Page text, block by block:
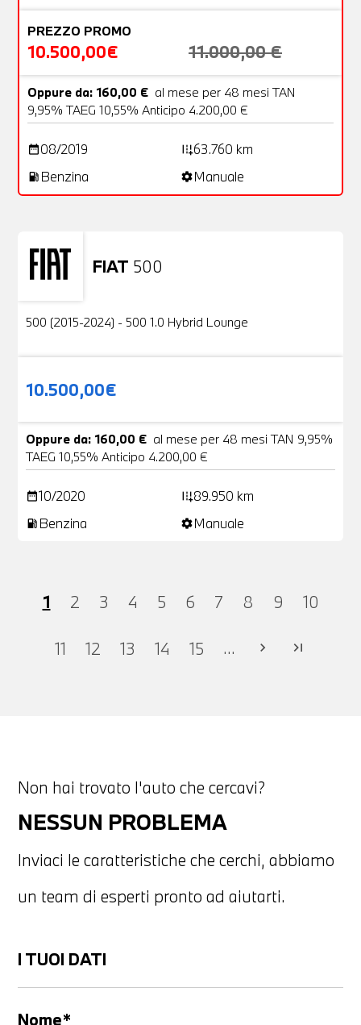
PREZZO PROMO
10.500,00€ 11.000,00 €
Oppure da: 160,00 € al mese per 48 mesi TAN
9,95% TAEG 10,55% Anticipo 4.200,00 €
date_range08/2019 add_road63.760 km
local_gas_station Benzina settingsManuale
FIAT 500
Usato
500 (2015-2024) - 500 1.0 Hybrid Lounge
10.500,00€
Oppure da: 160,00 € al mese per 48 mesi TAN 9,95%
TAEG 10,55% Anticipo 4.200,00 €
date_range10/2020 add_road89.950 km
local_gas_station Benzina settingsManuale
1 2 3 4 5 6 7 8 9 10
11 12 13 14 15 ... chevron_right last_page
Non hai trovato l'auto che cercavi?
NESSUN PROBLEMA
Inviaci le caratteristiche che cerchi, abbiamo
un team di esperti pronto ad aiutarti.
I TUOI DATI
Nome*